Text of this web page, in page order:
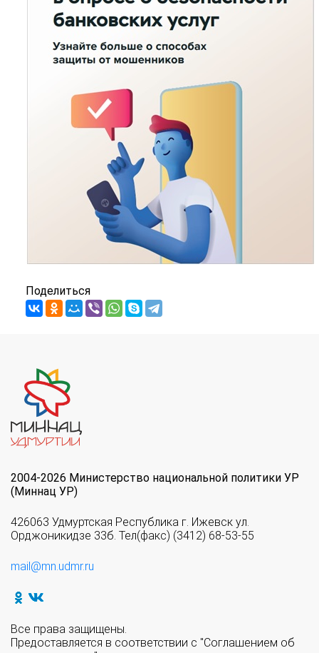
Поделиться
2004-2026 Министерство национальной политики УР
(Миннац УР)
426063 Удмуртская Республика г. Ижевск ул.
Орджоникидзе 33б. Тел(факс) (3412) 68-53-55
mail@mn.udmr.ru
Все права защищены.
Предоставляется в соответствии с "Соглашением об